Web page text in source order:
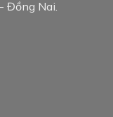
Đồng Nai.